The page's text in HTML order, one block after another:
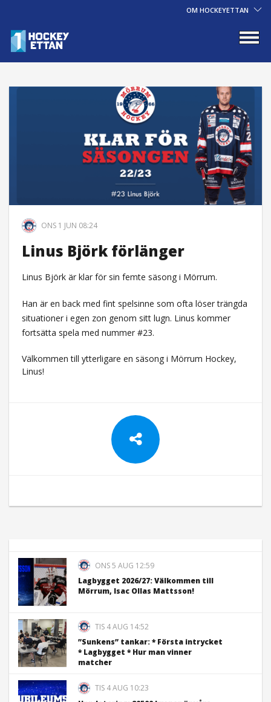
OM HOCKEYETTAN
ONS 1 JUN 08:24
Linus Björk förlänger
Linus Björk är klar för sin femte säsong i Mörrum.
Han är en back med fint spelsinne som ofta löser trängda
situationer i egen zon genom sitt lugn. Linus kommer
fortsätta spela med nummer #23.
Välkommen till ytterligare en säsong i Mörrum Hockey,
Linus!
ONS 5 AUG 12:59
Lagbygget 2026/27: Välkommen till
Mörrum, Isac Ollas Mattsson!
TIS 4 AUG 14:52
”Sunkens” tankar: * Första intrycket
* Lagbygget * Hur man vinner
matcher
TIS 4 AUG 10:23